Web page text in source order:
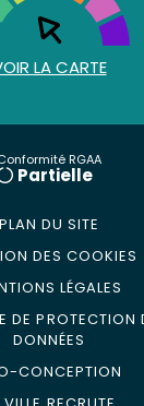
LA CARTE
RGAA
Partielle
PLAN DU SITE
DES COOKIES
LÉGALES
DE PROTECTION
DONNÉES
CONCEPTION